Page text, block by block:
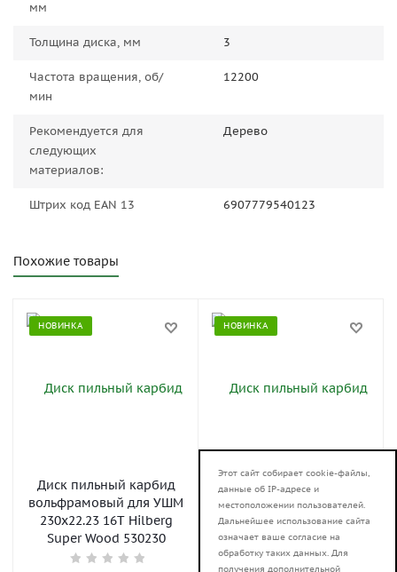
мм
Толщина диска, мм 3
Частота вращения, об/
мин
12200
Рекомендуется для
следующих
материалов:
Дерево
Штрих код EAN 13 6907779540123
Похожие товары
НОВИНКА
Диск пильный карбид
вольфрамовый для УШМ
230x22.23 16T Hilberg
Super Wood 530230
НОВИНКА
Диск пильный карбид
вольфрамовый для УШМ
125x22.23 9T Hilberg
Super Wood 530125
Этот сайт собирает cookie-файлы,
данные об IP-адресе и
местоположении пользователей.
Дальнейшее использование сайта
означает ваше согласие на
обработку таких данных. Для
получения дополнительной